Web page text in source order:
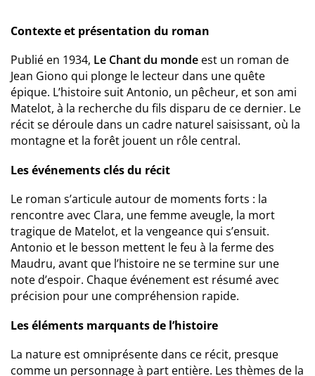
Contexte et présentation du roman
Publié en 1934, Le Chant du monde est un roman de
Jean Giono qui plonge le lecteur dans une quête
épique. L’histoire suit Antonio, un pêcheur, et son ami
Matelot, à la recherche du fils disparu de ce dernier. Le
récit se déroule dans un cadre naturel saisissant, où la
montagne et la forêt jouent un rôle central.
Les événements clés du récit
Le roman s’articule autour de moments forts : la
rencontre avec Clara, une femme aveugle, la mort
tragique de Matelot, et la vengeance qui s’ensuit.
Antonio et le besson mettent le feu à la ferme des
Maudru, avant que l’histoire ne se termine sur une
note d’espoir. Chaque événement est résumé avec
précision pour une compréhension rapide.
Les éléments marquants de l’histoire
La nature est omniprésente dans ce récit, presque
comme un personnage à part entière. Les thèmes de la